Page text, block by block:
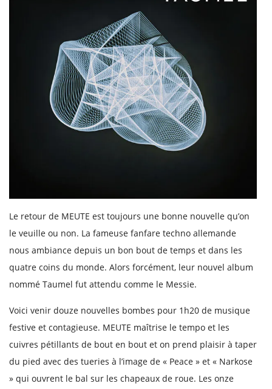
Le retour de MEUTE est toujours une bonne nouvelle qu’on
le veuille ou non. La fameuse fanfare techno allemande
nous ambiance depuis un bon bout de temps et dans les
quatre coins du monde. Alors forcément, leur nouvel album
nommé Taumel fut attendu comme le Messie.
Voici venir douze nouvelles bombes pour 1h20 de musique
festive et contagieuse. MEUTE maîtrise le tempo et les
cuivres pétillants de bout en bout et on prend plaisir à taper
du pied avec des tueries à l’image de « Peace » et « Narkose
» qui ouvrent le bal sur les chapeaux de roue. Les onze